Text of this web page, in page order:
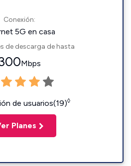
Conexión:
5G en casa
de descarga de hasta
Mbps
de usuarios(19)◊
Planes